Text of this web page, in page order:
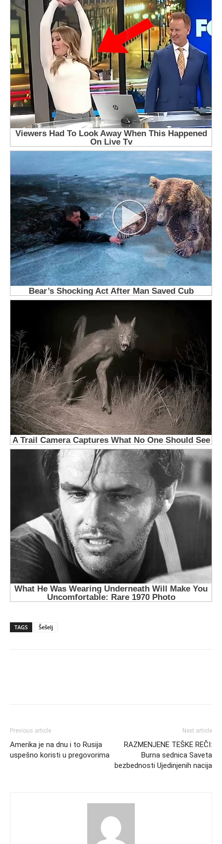
TAGS Šešelj
Previous article
Amerika je na dnu i to Rusija
uspešno koristi u pregovorima
Next article
RAZMENJENE TEŠKE REČI:
Burna sednica Saveta
bezbednosti Ujedinjenih nacija